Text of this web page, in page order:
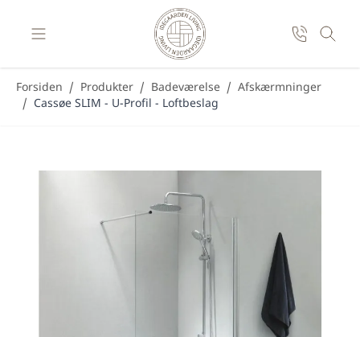
Forsiden / Produkter / Badeværelse / Afskærmninger
/ Cassøe SLIM - U-Profil - Loftbeslag